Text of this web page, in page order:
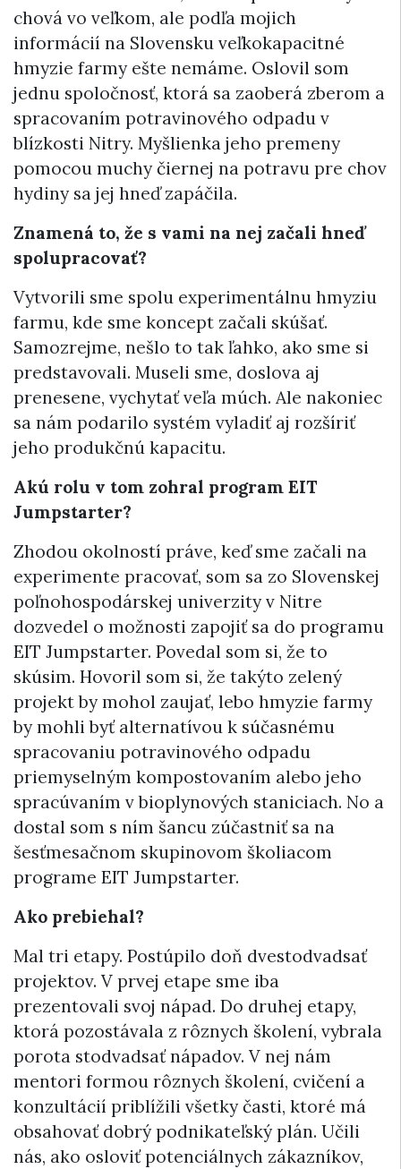
chová vo veľkom, ale podľa mojich
informácií na Slovensku veľkokapacitné
hmyzie farmy ešte nemáme. Oslovil som
jednu spoločnosť, ktorá sa zaoberá zberom a
spracovaním potravinového odpadu v
blízkosti Nitry. Myšlienka jeho premeny
pomocou muchy čiernej na potravu pre chov
hydiny sa jej hneď zapáčila.
Znamená to, že s vami na nej začali hneď
spolupracovať?
Vytvorili sme spolu experimentálnu hmyziu
farmu, kde sme koncept začali skúšať.
Samozrejme, nešlo to tak ľahko, ako sme si
predstavovali. Museli sme, doslova aj
prenesene, vychytať veľa múch. Ale nakoniec
sa nám podarilo systém vyladiť aj rozšíriť
jeho produkčnú kapacitu.
Akú rolu v tom zohral program EIT
Jumpstarter?
Zhodou okolností práve, keď sme začali na
experimente pracovať, som sa zo Slovenskej
poľnohospodárskej univerzity v Nitre
dozvedel o možnosti zapojiť sa do programu
EIT Jumpstarter. Povedal som si, že to
skúsim. Hovoril som si, že takýto zelený
projekt by mohol zaujať, lebo hmyzie farmy
by mohli byť alternatívou k súčasnému
spracovaniu potravinového odpadu
priemyselným kompostovaním alebo jeho
spracúvaním v bioplynových staniciach. No a
dostal som s ním šancu zúčastniť sa na
šesťmesačnom skupinovom školiacom
programe EIT Jumpstarter.
Ako prebiehal?
Mal tri etapy. Postúpilo doň dvestodvadsať
projektov. V prvej etape sme iba
prezentovali svoj nápad. Do druhej etapy,
ktorá pozostávala z rôznych školení, vybrala
porota stodvadsať nápadov. V nej nám
mentori formou rôznych školení, cvičení a
konzultácií priblížili všetky časti, ktoré má
obsahovať dobrý podnikateľský plán. Učili
nás, ako osloviť potenciálnych zákazníkov,